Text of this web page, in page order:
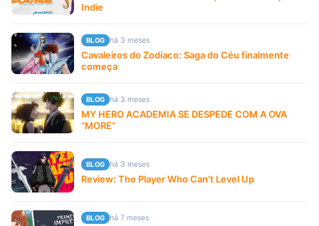
Indie
BLOG há 3 meses
Cavaleiros do Zodíaco: Saga do Céu finalmente
começa
BLOG há 3 meses
MY HERO ACADEMIA SE DESPEDE COM A OVA
“MORE”
BLOG há 3 meses
Review: The Player Who Can’t Level Up
BLOG há 7 meses